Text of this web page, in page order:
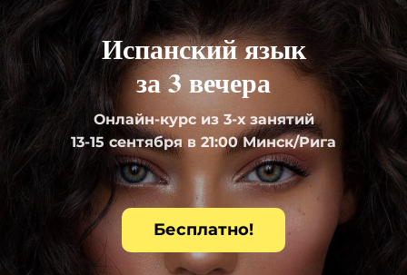
Испанский язык
за 3 вечера
Онлайн-курс из 3-х занятий
13-15 сентября в 21:00 Минск/Рига
Бесплатно!